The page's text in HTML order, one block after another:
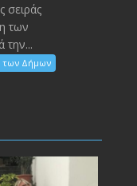
σειράς
των
την...
των Δήμων